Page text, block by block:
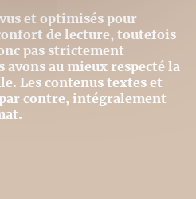
et optimisés pour
de lecture, toutefois
pas strictement
au mieux respecté la
Les contenus textes et
contre, intégralement